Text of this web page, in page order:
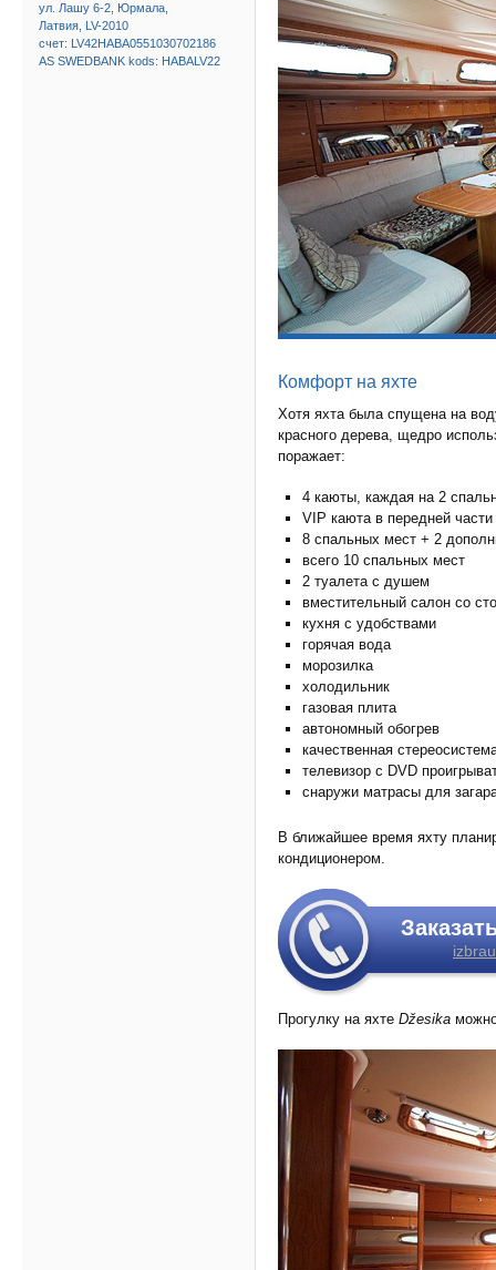
Комфорт на яхте
Хотя яхта была спущена на
красного дерева, щедро
поражает:
4 каюты, каждая на 2
VIP каюта в передней
8 спальных мест + 2
всего 10 спальных мест
2 туалета с душем
вместительный салон со
кухня с удобствами
горячая вода
морозилка
холодильник
газовая плита
автономный обогрев
качественная
телевизор с DVD
снаружи матрасы для
В ближайшее время яхту
кондиционером.
Прогулку на яхте Džesika
ул. Лашу 6-2, Юрмала,
Латвия, LV-2010
счет: LV42HABA0551030702186
AS SWEDBANK kods: HABALV22